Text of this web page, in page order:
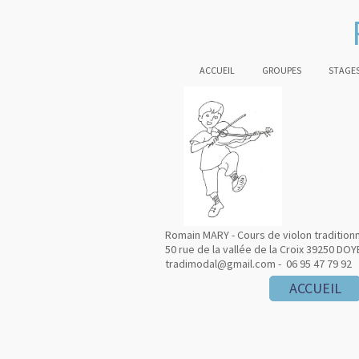
ACCUEIL GROUPES
Romain MARY - Cours de violon
50 rue de la vallée de la Croix 39250
tradimodal@gmail.com - 06 95 47 79 92
ACCUEIL
ACCUEIL
ACCUEIL